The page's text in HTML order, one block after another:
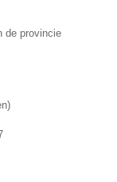
de provincie
)